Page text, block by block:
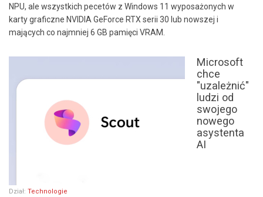
NPU, ale wszystkich pecetów z Windows 11 wyposażonych w
karty graficzne NVIDIA GeForce RTX serii 30 lub nowszej i
mających co najmniej 6 GB pamięci VRAM.
Microsoft
chce
"uzależnić"
ludzi od
swojego
nowego
asystenta
AI
Dział: Technologie